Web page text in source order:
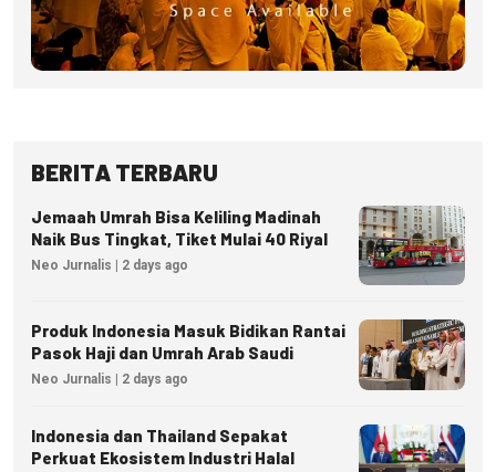
BERITA TERBARU
Jemaah Umrah Bisa Keliling Madinah
Naik Bus Tingkat, Tiket Mulai 40 Riyal
Neo Jurnalis | 2 days ago
Produk Indonesia Masuk Bidikan Rantai
Pasok Haji dan Umrah Arab Saudi
Neo Jurnalis | 2 days ago
Indonesia dan Thailand Sepakat
Perkuat Ekosistem Industri Halal